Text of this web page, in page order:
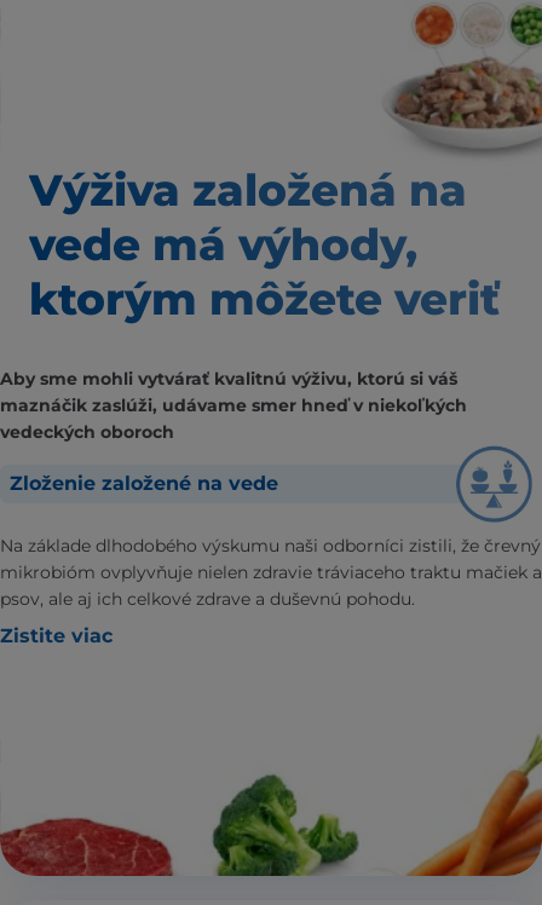
Výživa založená na
vede má výhody,
ktorým môžete veriť
Aby sme mohli vytvárať kvalitnú výživu, ktorú si váš
maznáčik zaslúži, udávame smer hneď v niekoľkých
vedeckých oboroch
Zloženie založené na vede
Na základe dlhodobého výskumu naši odborníci zistili, že črevný
mikrobióm ovplyvňuje nielen zdravie tráviaceho traktu mačiek a
psov, ale aj ich celkové zdrave a duševnú pohodu.
Zistite viac